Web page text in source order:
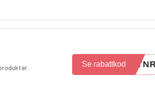
EYNR
Se rabattkod